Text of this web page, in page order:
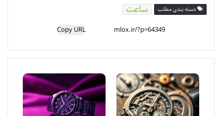
دسته بندی مطلب ساعت
Copy URL